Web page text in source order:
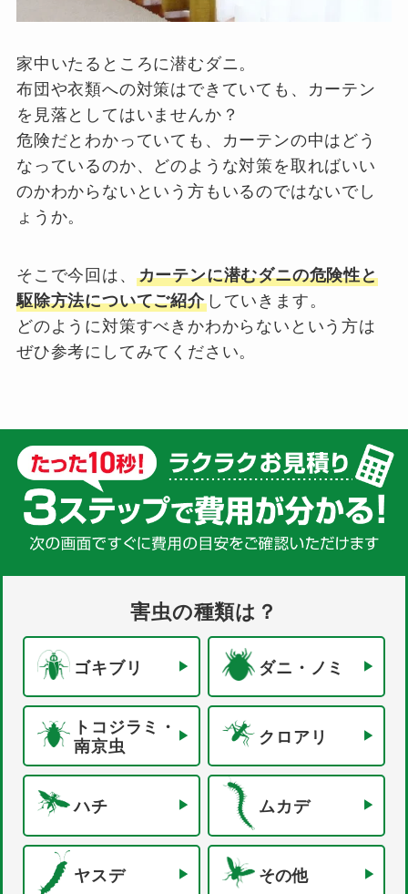
家中いたるところに潜むダニ。
布団や衣類への対策はできていても、カーテン
を見落としてはいませんか？
危険だとわかっていても、カーテンの中はどう
なっているのか、どのような対策を取ればいい
のかわからないという方もいるのではないでし
ょうか。
そこで今回は、 カーテンに潜むダニの危険性と
駆除方法についてご紹介していきます。
どのように対策すべきかわからないという方は
ぜひ参考にしてみてください。
害虫の種類は？
ゴキブリ ダニ・ノミ
トコジラミ・
南京虫
クロアリ
ハチ ムカデ
ヤスデ その他